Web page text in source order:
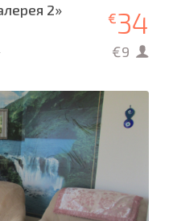
2» €34
€9